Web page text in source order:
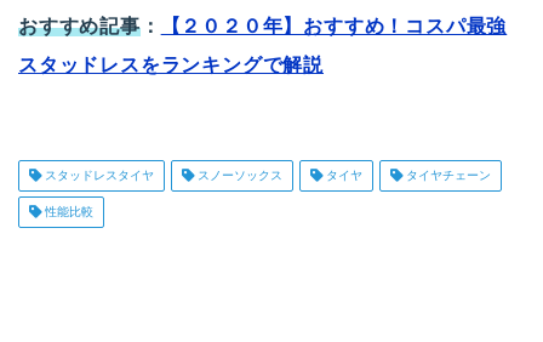
おすすめ記事：
【２０２０年】おすすめ！コスパ最強
スタッドレスをランキングで解説
スタッドレスタイヤ スノーソックス タイヤ タイヤチェーン
性能比較